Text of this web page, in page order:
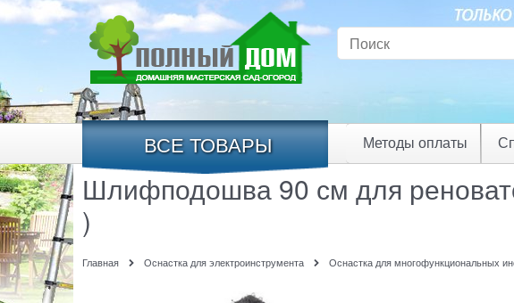
ВСЕ ТОВАРЫ Методы оплаты
Шлифподошва 90 см для
)
Главная Оснастка для электроинструмента Оснастка для многофункциональных